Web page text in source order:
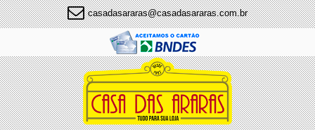
casadasararas@casadasararas.com.br